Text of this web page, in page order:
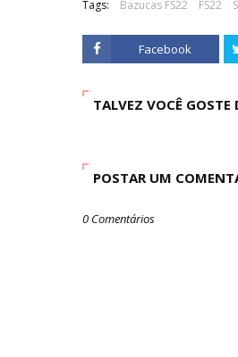
Tags: Bazucas FS22 FS22
Facebook
TALVEZ VOCÊ GOSTE
POSTAR UM
0 Comentários